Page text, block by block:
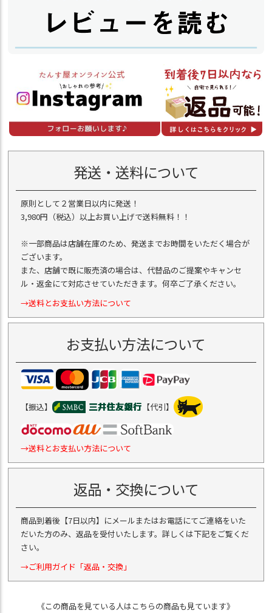
発送・送料について
原則として２営業日以内に発送！
3,980円（税込）以上お買い上げで送料無料！！
※一部商品は店舗在庫のため、発送までお時間をいただく場合が
ございます。
また、店舗で既に販売済の場合は、代替品のご提案やキャンセ
ル・返金にて対応させていただきます。何卒ご了承ください。
→送料とお支払い方法について
お支払い方法について
【振込】 【代引】
→送料とお支払い方法について
返品・交換について
商品到着後【7日以内】にメールまたはお電話にてご連絡をいた
だいた方のみ、返品を受付いたします。詳しくは下記をご覧くだ
さい。
→ご利用ガイド「返品・交換」
《この商品を見ている人はこちらの商品も見ています》